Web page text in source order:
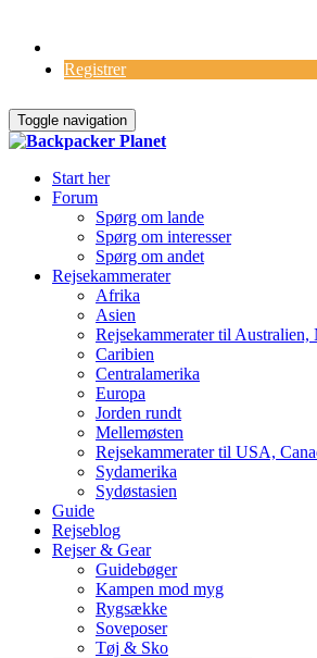
Registrer
Toggle navigation
Start her
Forum
Spørg om lande
Spørg om interesser
Spørg om andet
Rejsekammerater
Afrika
Asien
Rejsekammerater til
Caribien
Centralamerika
Europa
Jorden rundt
Mellemøsten
Rejsekammerater til USA,
Sydamerika
Sydøstasien
Guide
Rejseblog
Rejser & Gear
Guidebøger
Kampen mod myg
Rygsække
Soveposer
Tøj & Sko